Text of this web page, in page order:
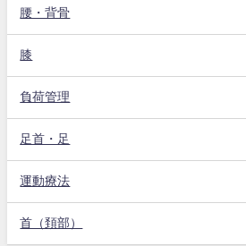
腰・背骨
膝
負荷管理
足首・足
運動療法
首（頚部）